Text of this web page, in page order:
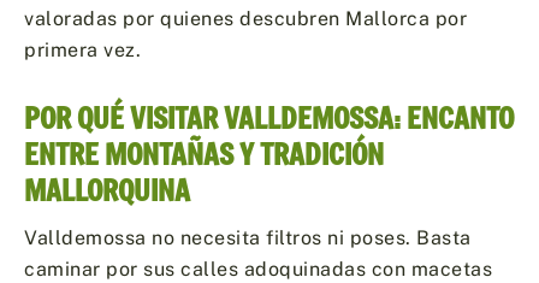
valoradas por quienes descubren Mallorca por
primera vez.
POR QUÉ VISITAR VALLDEMOSSA: ENCANTO
ENTRE MONTAÑAS Y TRADICIÓN
MALLORQUINA
Valldemossa no necesita filtros ni poses. Basta
caminar por sus calles adoquinadas con macetas